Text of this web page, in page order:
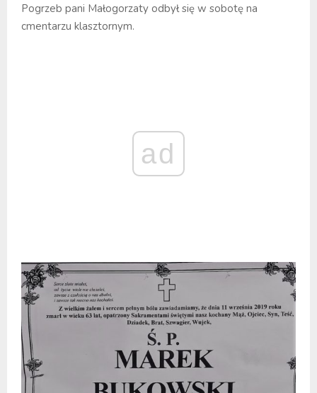
Pogrzeb pani Małogorzaty odbył się w sobotę na
cmentarzu klasztornym.
ad